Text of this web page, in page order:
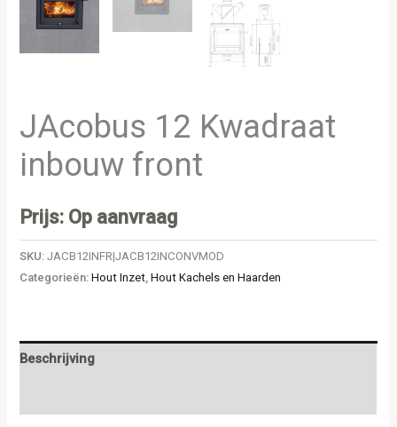
JAcobus 12 Kwadraat
inbouw front
Prijs: Op aanvraag
SKU:JACB12INFR|JACB12INCONVMOD
Categorieën:Hout Inzet,Hout Kachels en Haarden
Beschrijving